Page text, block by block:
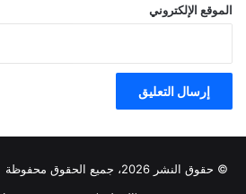
الموقع الإلكتروني
© حقوق النشر 2026، جميع الحقوق محفوظة |